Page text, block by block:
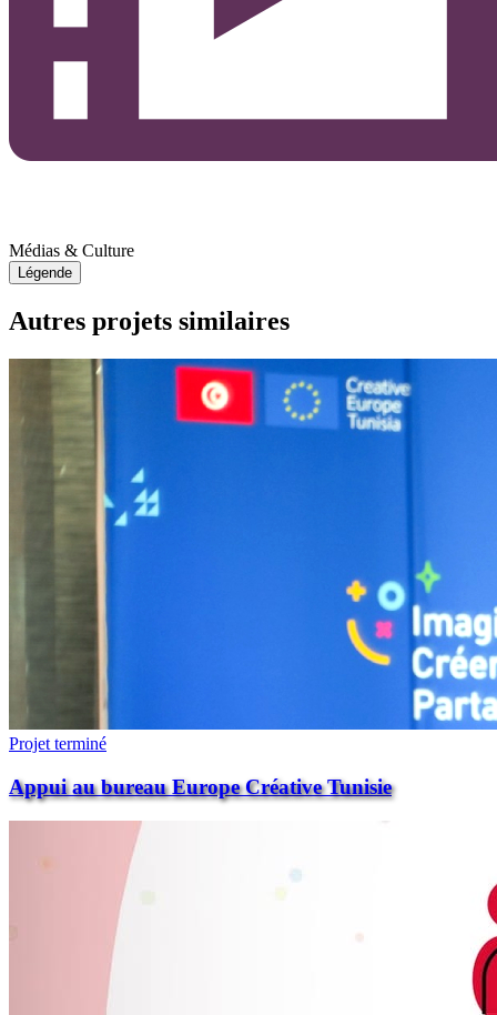
Médias & Culture
Légende
Autres projets similaires
Projet terminé
Appui au bureau Europe Créative Tunisie